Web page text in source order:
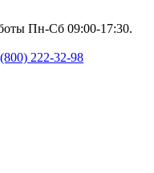
Пн-Сб 09:00-17:30.
222-32-98